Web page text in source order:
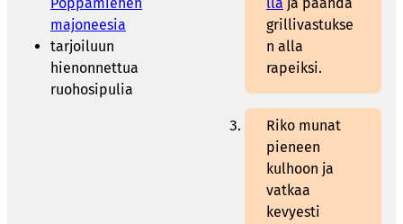
majoneesia
tarjoiluun
hienonnettua
ruohosipulia
grillivastukse
n alla
rapeiksi.
Riko munat
pieneen
kulhoon ja
vatkaa
kevyesti